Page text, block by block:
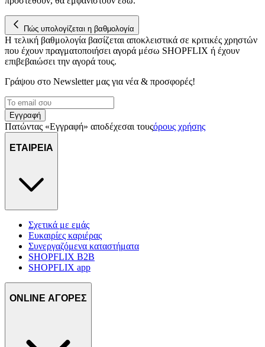
Πώς υπολογίζεται η βαθμολογία
Η τελική βαθμολογία βασίζεται αποκλειστικά σε κριτικές χρηστών
που έχουν πραγματοποιήσει αγορά μέσω SHOPFLIX ή έχουν
επιβεβαιώσει την αγορά τους.
Γράψου στο Νewsletter μας για νέα & προσφορές!
Εγγραφή
Πατώντας «Εγγραφή» αποδέχεσαι τουςόρους χρήσης
ΕΤΑΙΡΕΙΑ
Σχετικά με εμάς
Ευκαιρίες καριέρας
Συνεργαζόμενα καταστήματα
SHOPFLIX B2B
SHOPFLIX app
ONLINE ΑΓΟΡΕΣ